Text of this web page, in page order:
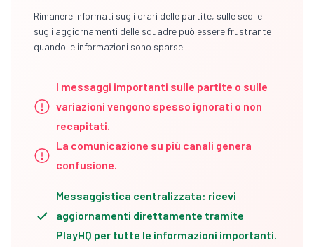
Rimanere informati sugli orari delle partite, sulle sedi e
sugli aggiornamenti delle squadre può essere frustrante
quando le informazioni sono sparse.
I messaggi importanti sulle partite o sulle
variazioni vengono spesso ignorati o non
recapitati.
La comunicazione su più canali genera
confusione.
Messaggistica centralizzata: ricevi
aggiornamenti direttamente tramite
PlayHQ per tutte le informazioni importanti.